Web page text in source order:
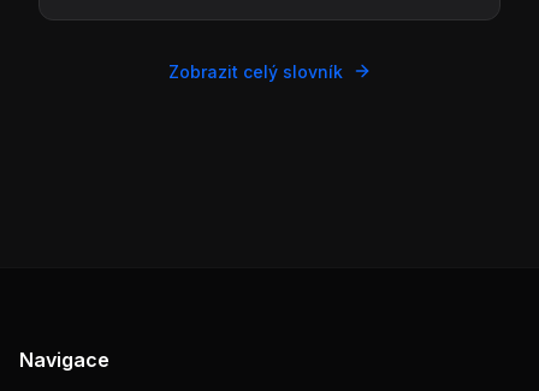
Zobrazit celý slovník
Navigace